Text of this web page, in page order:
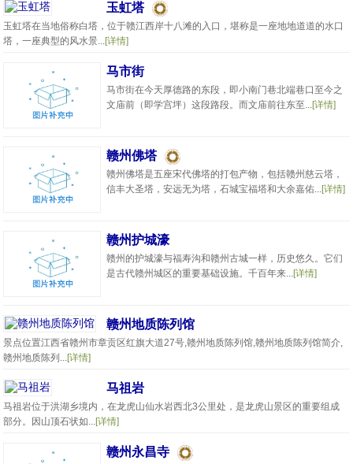
玉虹塔
玉虹塔在当地俗称白塔，位于赣江西岸十八滩的入口，堪称是一座地地道道的水口
塔，一座典型的风水景...[详情]
马市街
马市街在今天厚德路的东段，即小南门巷北端巷口至今之
文庙前（即学宫坪）这段路段。而文庙前往东至...[详情]
赣州佛塔
赣州佛塔是五座宋代佛塔的打包产物，包括赣州慈云塔，
信丰大圣塔，安远无为塔，石城宝福塔和大余嘉佑...[详情]
赣州护城濠
赣州的护城濠与福寿沟和赣州古城一样，历史悠久。它们
是古代赣州城区的重要基础设施。千百年来...[详情]
赣州地质陈列馆
景点位置江西省赣州市章贡区红旗大道27号,赣州地质陈列馆,赣州地质陈列馆简介,
赣州地质陈列...[详情]
马祖岩
马祖岩位于洪湖乡境内，在龙虎山仙水岩西北3公里处，是龙虎山景区的重要组成
部分。因山顶石状如...[详情]
赣州永昌寺